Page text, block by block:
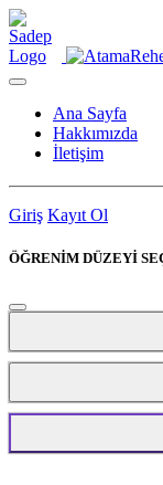
Ana Sayfa
Hakkımızda
İletişim
Giriş Kayıt Ol
ÖĞRENİM DÜZEYİ